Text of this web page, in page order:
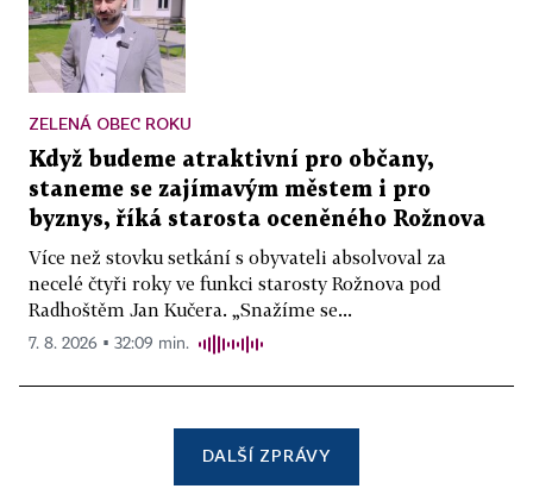
ZELENÁ OBEC ROKU
Když budeme atraktivní pro občany,
staneme se zajímavým městem i pro
byznys, říká starosta oceněného Rožnova
Více než stovku setkání s obyvateli absolvoval za
necelé čtyři roky ve funkci starosty Rožnova pod
Radhoštěm Jan Kučera. „Snažíme se...
7. 8. 2026 ▪ 32:09 min.
DALŠÍ ZPRÁVY